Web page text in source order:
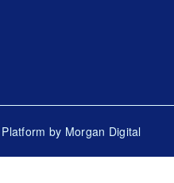
by Morgan Digital